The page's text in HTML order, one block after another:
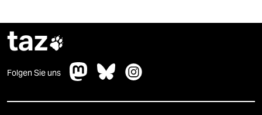
taz
Folgen Sie uns